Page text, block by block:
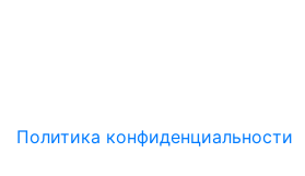
Политика конфиденциальности